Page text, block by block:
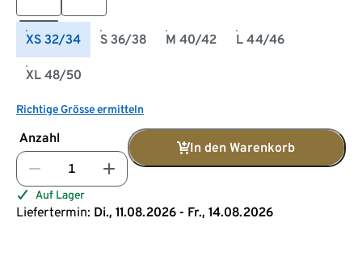
XS 32/34 S 36/38 M 40/42 L 44/46
XL 48/50
Richtige Grösse ermitteln
Anzahl
In den Warenkorb
Auf Lager
Liefertermin: Di., 11.08.2026 - Fr., 14.08.2026